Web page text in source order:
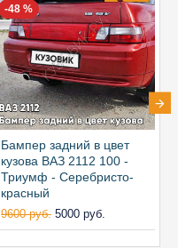
-48 %
Бампер задний в цвет
кузова ВАЗ 2112 100 -
Триумф - Серебристо-
красный
9600 руб. 5000 руб.